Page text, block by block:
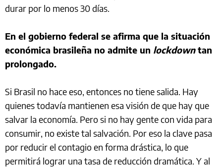
durar por lo menos 30 días.
En el gobierno federal se afirma que la situación
económica brasileña no admite un lockdowntan
prolongado.
Si Brasil no hace eso, entonces no tiene salida. Hay
quienes todavía mantienen esa visión de que hay que
salvar la economía. Pero si no hay gente con vida para
consumir, no existe tal salvación. Por eso la clave pasa
por reducir el contagio en forma drástica, lo que
permitirá lograr una tasa de reducción dramática. Y al